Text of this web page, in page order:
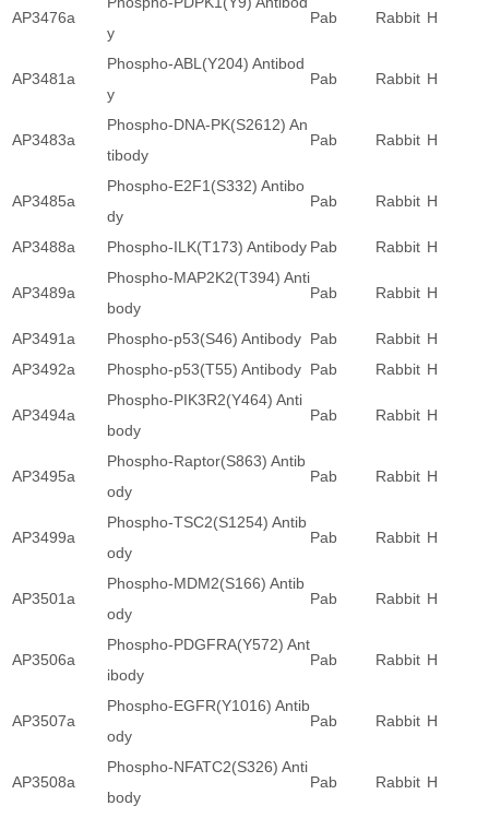
AP3476a
y
Pab Rabbit H
AP3481a
Phospho-ABL(Y204) Antibod
y
Pab Rabbit H
AP3483a
Phospho-DNA-PK(S2612) An
tibody
Pab Rabbit H
AP3485a
Phospho-E2F1(S332) Antibo
dy
Pab Rabbit H
AP3488a Phospho-ILK(T173) Antibody Pab Rabbit H
AP3489a
Phospho-MAP2K2(T394) Anti
body
Pab Rabbit H
AP3491a Phospho-p53(S46) Antibody Pab Rabbit H
AP3492a
Phospho-p53(T55) Antibody Pab Rabbit H
AP3494a
Phospho-PIK3R2(Y464) Anti
body
Pab Rabbit H
AP3495a
Phospho-Raptor(S863) Antib
ody
Pab Rabbit H
AP3499a
Phospho-TSC2(S1254) Antib
ody
Pab Rabbit H
AP3501a
Phospho-MDM2(S166) Antib
ody
Pab Rabbit H
AP3506a
Phospho-PDGFRA(Y572) Ant
ibody
Pab Rabbit H
AP3507a
Phospho-EGFR(Y1016) Antib
ody
Pab Rabbit H
AP3508a
Phospho-NFATC2(S326) Anti
body
Pab Rabbit H